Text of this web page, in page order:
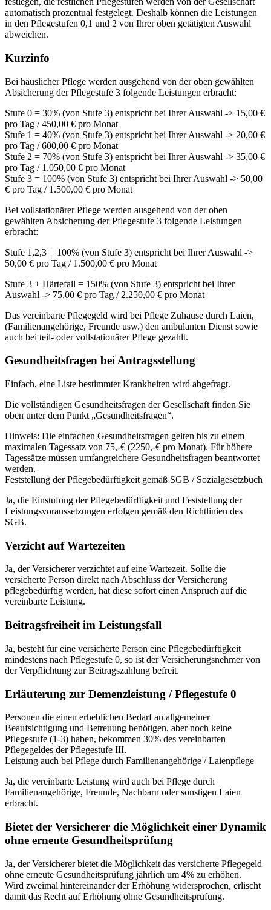
automatisch prozentual festgelegt. Deshalb können die Leistungen
in den Pflegestufen 0,1 und 2 von Ihrer oben getätigten Auswahl
abweichen.
Kurzinfo
Bei häuslicher Pflege werden ausgehend von der oben gewählten
Absicherung der Pflegestufe 3 folgende Leistungen erbracht:
Stufe 0 = 30% (von Stufe 3) entspricht bei Ihrer Auswahl -> 15,00 €
pro Tag / 450,00 € pro Monat
Stufe 1 = 40% (von Stufe 3) entspricht bei Ihrer Auswahl -> 20,00 €
pro Tag / 600,00 € pro Monat
Stufe 2 = 70% (von Stufe 3) entspricht bei Ihrer Auswahl -> 35,00 €
pro Tag / 1.050,00 € pro Monat
Stufe 3 = 100% (von Stufe 3) entspricht bei Ihrer Auswahl -> 50,00
€ pro Tag / 1.500,00 € pro Monat
Bei vollstationärer Pflege werden ausgehend von der oben
gewählten Absicherung der Pflegestufe 3 folgende Leistungen
erbracht:
Stufe 1,2,3 = 100% (von Stufe 3) entspricht bei Ihrer Auswahl ->
50,00 € pro Tag / 1.500,00 € pro Monat
Stufe 3 + Härtefall = 150% (von Stufe 3) entspricht bei Ihrer
Auswahl -> 75,00 € pro Tag / 2.250,00 € pro Monat
Das vereinbarte Pflegegeld wird bei Pflege Zuhause durch Laien,
(Familienangehörige, Freunde usw.) den ambulanten Dienst sowie
auch bei teil- oder vollstationärer Pflege gezahlt.
Gesundheitsfragen bei Antragsstellung
Einfach, eine Liste bestimmter Krankheiten wird abgefragt.
Die vollständigen Gesundheitsfragen der Gesellschaft finden Sie
oben unter dem Punkt „Gesundheitsfragen“.
Hinweis: Die einfachen Gesundheitsfragen gelten bis zu einem
maximalen Tagessatz von 75,-€ (2250,-€ pro Monat). Für höhere
Tagessätze müssen umfangreichere Gesundheitsfragen beantwortet
werden.
Feststellung der Pflegebedürftigkeit gemäß SGB / Sozialgesetzbuch
Ja, die Einstufung der Pflegebedürftigkeit und Feststellung der
Leistungsvoraussetzungen erfolgen gemäß den Richtlinien des
SGB.
Verzicht auf Wartezeiten
Ja, der Versicherer verzichtet auf eine Wartezeit. Sollte die
versicherte Person direkt nach Abschluss der Versicherung
pflegebedürftig werden, hat diese sofort einen Anspruch auf die
vereinbarte Leistung.
Beitragsfreiheit im Leistungsfall
Ja, besteht für eine versicherte Person eine Pflegebedürftigkeit
mindestens nach Pflegestufe 0, so ist der Versicherungsnehmer von
der Verpflichtung zur Beitragszahlung befreit.
Erläuterung zur Demenzleistung / Pflegestufe 0
Personen die einen erheblichen Bedarf an allgemeiner
Beaufsichtigung und Betreuung benötigen, aber noch keine
Pflegestufe (1-3) haben, bekommen 30% des vereinbarten
Pflegegeldes der Pflegestufe III.
Leistung auch bei Pflege durch Familienangehörige / Laienpflege
Ja, die vereinbarte Leistung wird auch bei Pflege durch
Familienangehörige, Freunde, Nachbarn oder sonstigen Laien
erbracht.
Bietet der Versicherer die Möglichkeit einer Dynamik
ohne erneute Gesundheitsprüfung
Ja, der Versicherer bietet die Möglichkeit das versicherte Pflegegeld
ohne erneute Gesundheitsprüfung jährlich um 4% zu erhöhen.
Wird zweimal hintereinander der Erhöhung widersprochen, erlischt
damit das Recht auf Erhöhung ohne Gesundheitsprüfung.